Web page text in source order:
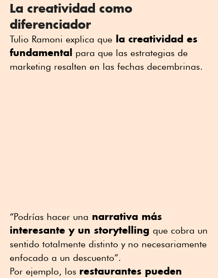
La creatividad como
diferenciador
Tulio Ramoni explica que
la creatividad es
fundamental
para que las estrategias de
marketing resalten en las fechas decembrinas.
“Podrías hacer una narrativa más
interesante y un storytelling que cobra un
sentido totalmente distinto y no necesariamente
enfocado a un descuento”.
Por ejemplo, los restaurantes pueden